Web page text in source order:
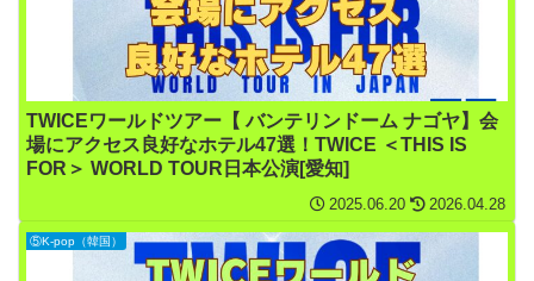
TWICEワールドツアー【 バンテリンドーム ナゴヤ】会
場にアクセス良好なホテル47選！TWICE ＜THIS IS
FOR＞ WORLD TOUR日本公演[愛知]
2025.06.20 2026.04.28
⑤K-pop（韓国）